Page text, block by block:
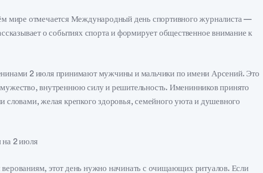
мире отмечается Международный день спортивного журналиста —
о событиях спорта и формирует общественное внимание к
2 июля принимают мужчины и мальчики по имени Арсений. Это
внутреннюю силу и решительность. Именинников принято
словами, желая крепкого здоровья, семейного уюта и душевного
на 2 июля
этот день нужно начинать с очищающих ритуалов. Если